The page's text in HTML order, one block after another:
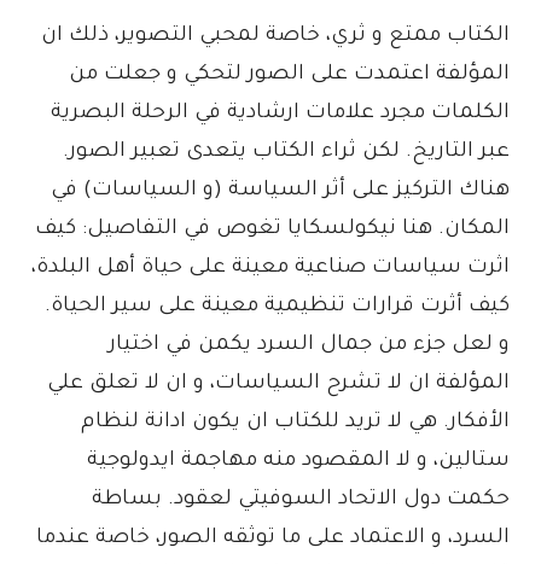
الكتاب ممتع و ثري، خاصة لمحبي التصوير، ذلك ان
المؤلفة اعتمدت على الصور لتحكي و جعلت من
الكلمات مجرد علامات ارشادية في الرحلة البصرية
عبر التاريخ. لكن ثراء الكتاب يتعدى تعبير الصور.
هناك التركيز على أثر السياسة (و السياسات) في
المكان. هنا نيكولسكايا تغوص في التفاصيل: كيف
اثرت سياسات صناعية معينة على حياة أهل البلدة،
كيف أثرت قرارات تنظيمية معينة على سير الحياة.
و لعل جزء من جمال السرد يكمن في اختيار
المؤلفة ان لا تشرح السياسات، و ان لا تعلق علي
الأفكار. هي لا تريد للكتاب ان يكون ادانة لنظام
ستالين، و لا المقصود منه مهاجمة ايدولوجية
حكمت دول الاتحاد السوفيتي لعقود. بساطة
السرد، و الاعتماد على ما توثقه الصور، خاصة عندما